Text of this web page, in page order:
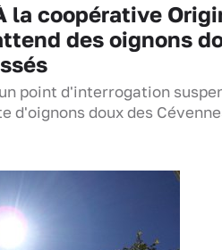
la coopérative
des oignons
point d'interrogation
d'oignons doux des